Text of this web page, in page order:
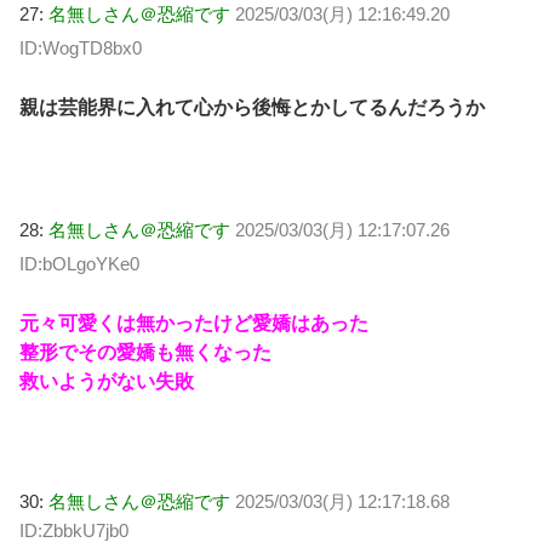
27: 名無しさん＠恐縮です 2025/03/03(月) 12:16:49.20
ID:WogTD8bx0
親は芸能界に入れて心から後悔とかしてるんだろうか
28: 名無しさん＠恐縮です 2025/03/03(月) 12:17:07.26
ID:bOLgoYKe0
元々可愛くは無かったけど愛嬌はあった
整形でその愛嬌も無くなった
救いようがない失敗
30: 名無しさん＠恐縮です 2025/03/03(月) 12:17:18.68
ID:ZbbkU7jb0